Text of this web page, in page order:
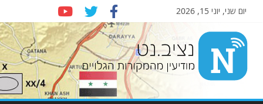
יום שני, יוני 15, 2026
Nziv.net
מודיעין
מהמקורות